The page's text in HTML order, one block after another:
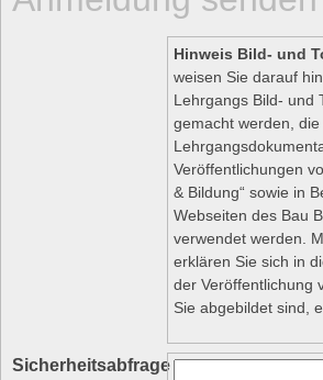
Hinweis Bild- und
weisen Sie darauf
Lehrgangs Bild- und
gemacht werden,
Veröffentlichungen
& Bildung“ sowie in
Webseiten des Bau
verwendet werden.
erklären Sie sich in
der Veröffentlichung
Sie abgebildet sind,
Sicherheitsabfrage